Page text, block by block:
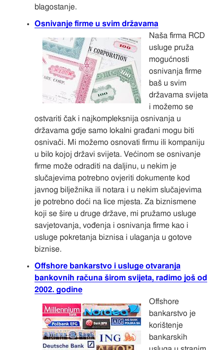
blagostanje.
Osnivanje firme u svim državama
Naša firma RCD
usluge pruža
mogućnosti
osnivanja firme
baš u svim
državama svijeta
i možemo se
ostvariti čak i najkompleksnija osnivanja u
državama gdje samo lokalni građani mogu biti
osnivači. Mi možemo osnovati firmu ili kompaniju
u bilo kojoj državi svijeta. Većinom se osnivanje
firme može odraditi na daljinu, u nekim je
slučajevima potrebno ovjeriti dokumente kod
javnog bilježnika ili notara i u nekim slučajevima
je potrebno doći na lice mjesta. Za biznismene
koji se šire u druge države, mi pružamo usluge
savjetovanja, vođenja i osnivanja firme kao i
usluge pokretanja biznisa i ulaganja u gotove
biznise.
Offshore bankarstvo i usluge otvaranja
bankovnih računa širom svijeta, radimo još od
2002. godine
Offshore
bankarstvo je
korištenje
bankarskih